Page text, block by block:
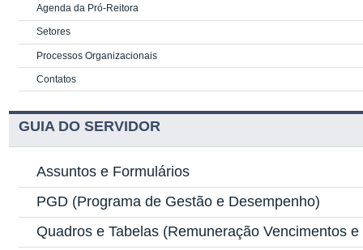
Agenda da Pró-Reitora
Setores
Processos Organizacionais
Contatos
GUIA DO SERVIDOR
Assuntos e Formulários
PGD (Programa de Gestão e Desempenho)
Quadros e Tabelas (Remuneração Vencimentos